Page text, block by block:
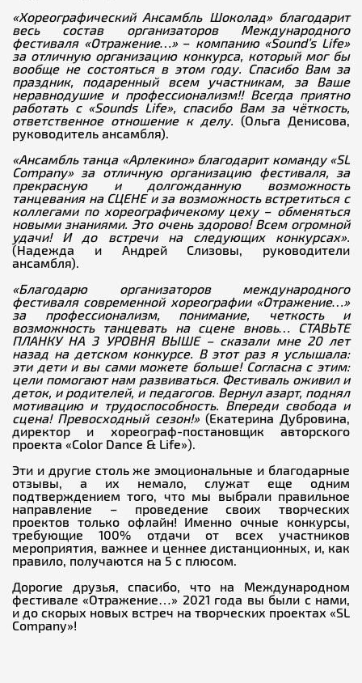
«Хореографический Ансамбль Шоколад» благодарит
весь состав организаторов Международного
фестиваля «Отражение…» – компанию «Sound’s Life»
за отличную организацию конкурса, который мог бы
вообще не состояться в этом году. Спасибо Вам за
праздник, подаренный всем участникам, за Ваше
неравнодушие и профессионализм!! Всегда приятно
работать с «Sounds Life», спасибо Вам за чёткость,
ответственное отношение к делу. (Ольга Денисова,
руководитель ансамбля).
«Ансамбль танца «Арлекино» благодарит команду «SL
Company» за отличную организацию фестиваля, за
прекрасную и долгожданную возможность
танцевания на СЦЕНЕ и за возможность встретиться с
коллегами по хореографичекому цеху – обменяться
новыми знаниями. Это очень здорово! Всем огромной
удачи! И до встречи на следующих конкурсах».
(Надежда и Андрей Слизовы, руководители
ансамбля).
«Благодарю организаторов международного
фестиваля современной хореографии «Отражение…»
за профессионализм, понимание, четкость и
возможность танцевать на сцене вновь… СТАВЬТЕ
ПЛАНКУ НА 3 УРОВНЯ ВЫШЕ – сказали мне 20 лет
назад на детском конкурсе. В этот раз я услышала:
эти дети и вы сами можете больше! Согласна с этим:
цели помогают нам развиваться. Фестиваль оживил и
деток, и родителей, и педагогов. Вернул азарт, поднял
мотивацию и трудоспособность. Впереди свобода и
сцена! Превосходный сезон!» (Екатерина Дубровина,
директор и хореограф-постановщик авторского
проекта «Color Dance & Life»).
Эти и другие столь же эмоциональные и благодарные
отзывы, а их немало, служат еще одним
подтверждением того, что мы выбрали правильное
направление – проведение своих творческих
проектов только офлайн! Именно очные конкурсы,
требующие 100% отдачи от всех участников
мероприятия, важнее и ценнее дистанционных, и, как
правило, получаются на 5 с плюсом.
Дорогие друзья, спасибо, что на Международном
фестивале «Отражение…» 2021 года вы были с нами,
и до скорых новых встреч на творческих проектах «SL
Company»!